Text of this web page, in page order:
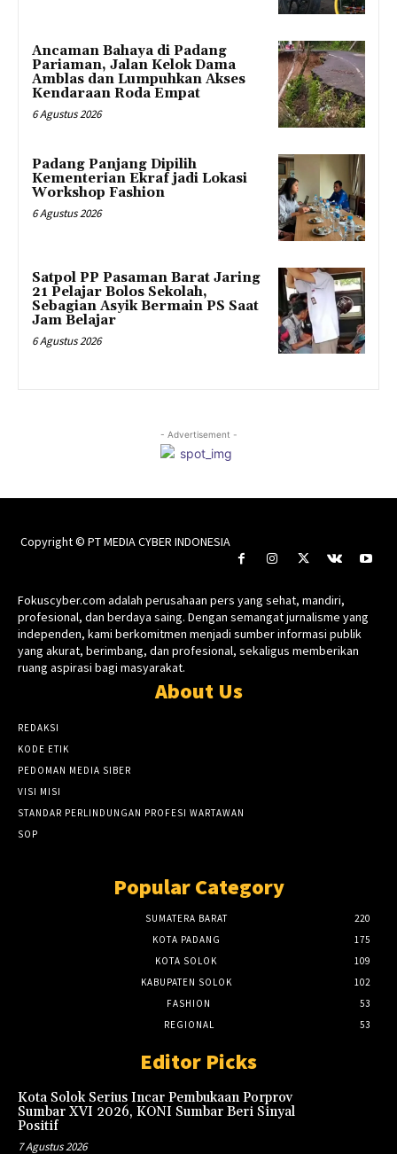
Ancaman Bahaya di Padang
Pariaman, Jalan Kelok Dama
Amblas dan Lumpuhkan Akses
Kendaraan Roda Empat
6 Agustus 2026
Padang Panjang Dipilih
Kementerian Ekraf jadi Lokasi
Workshop Fashion
6 Agustus 2026
Satpol PP Pasaman Barat Jaring
21 Pelajar Bolos Sekolah,
Sebagian Asyik Bermain PS Saat
Jam Belajar
6 Agustus 2026
- Advertisement -
Copyright © PT MEDIA CYBER INDONESIA
Fokuscyber.com adalah perusahaan pers yang sehat, mandiri,
profesional, dan berdaya saing. Dengan semangat jurnalisme yang
independen, kami berkomitmen menjadi sumber informasi publik
yang akurat, berimbang, dan profesional, sekaligus memberikan
ruang aspirasi bagi masyarakat.
About Us
REDAKSI
KODE ETIK
PEDOMAN MEDIA SIBER
VISI MISI
STANDAR PERLINDUNGAN PROFESI WARTAWAN
SOP
Popular Category
SUMATERA BARAT
220
KOTA PADANG
175
KOTA SOLOK
109
KABUPATEN SOLOK
102
FASHION
53
REGIONAL
53
Editor Picks
Kota Solok Serius Incar Pembukaan Porprov
Sumbar XVI 2026, KONI Sumbar Beri Sinyal
Positif
7 Agustus 2026